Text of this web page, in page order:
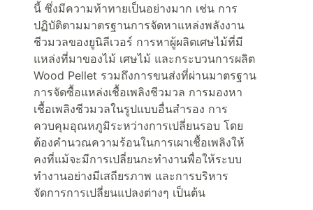
นี้ ซึ่งมีความท้าทายเป็นอย่างมาก เช่น การ
ปฏิบัติตามมาตรฐานการจัดหาแหล่งพลังงาน
ชีวมวลของยูนิลีเวอร์ การหาผู้ผลิตเศษไม้ที่มี
แหล่งที่มาของไม้ เศษไม้ และกระบวนการผลิต
Wood Pellet รวมถึงการขนส่งที่ผ่านมาตรฐาน
การจัดซื้อแหล่งเชื้อเพลิงชีวมวล การมองหา
เชื้อเพลิงชีวมวลในรูปแบบอื่นสำรอง การ
ควบคุมอุณหภูมิระหว่างการเปลี่ยนรอบ โดย
ต้องคำนวณความร้อนในการเผาเชื้อเพลิงให้
คงที่แม้จะมีการเปลี่ยนกะทำงานพื่อให้ระบบ
ทำงานอย่างมีเสถียรภาพ และการบริหาร
จัดการการเปลี่ยนแปลงต่างๆ เป็นต้น